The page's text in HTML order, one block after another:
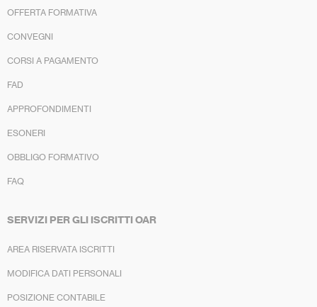
OFFERTA FORMATIVA
CONVEGNI
CORSI A PAGAMENTO
FAD
APPROFONDIMENTI
ESONERI
OBBLIGO FORMATIVO
FAQ
SERVIZI PER GLI ISCRITTI OAR
AREA RISERVATA ISCRITTI
MODIFICA DATI PERSONALI
POSIZIONE CONTABILE